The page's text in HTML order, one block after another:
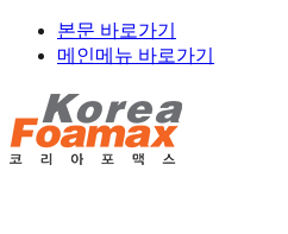
본문 바로가기
메인메뉴 바로가기